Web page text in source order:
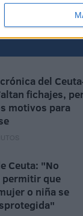
del
fichajes,
motivos para
Ceuta: "No
permitir que
o niña se